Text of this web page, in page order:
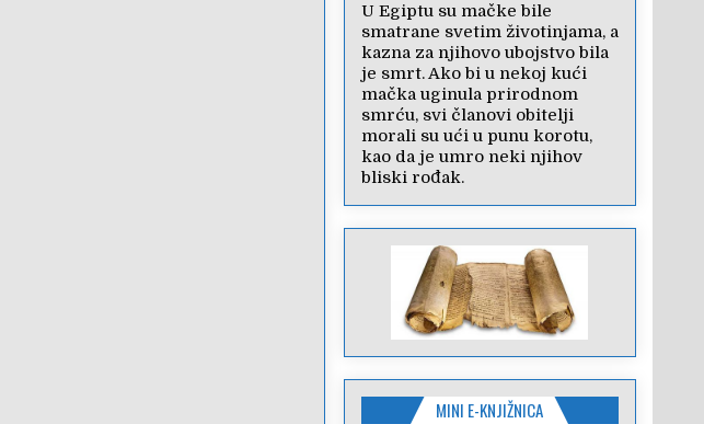
U Egiptu su mačke bile
smatrane svetim životinjama, a
kazna za njihovo ubojstvo bila
je smrt. Ako bi u nekoj kući
mačka uginula prirodnom
smrću, svi članovi obitelji
morali su ući u punu korotu,
kao da je umro neki njihov
bliski rođak.
MINI E-KNJIŽNICA